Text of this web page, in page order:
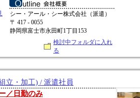
シー・アール・シー株式会社（派遣）
〒 417 - 0055
静岡県富士市永田町1丁目153
検討中フォルダに入れ
る
立・加工) / 派遣社員
／日勤のみ